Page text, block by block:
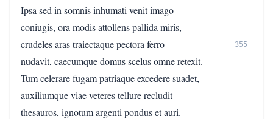
Ipsa sed in somnis inhumati venit imago
coniugis, ora modis attollens pallida miris,
crudeles aras traiectaque pectora ferro
355
nudavit, caecumque domus scelus omne retexit.
Tum celerare fugam patriaque excedere suadet,
auxiliumque viae veteres tellure recludit
thesauros, ignotum argenti pondus et auri.